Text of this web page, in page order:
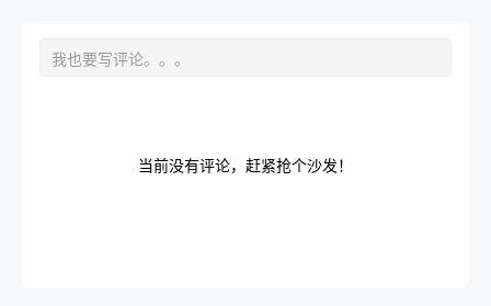
当前没有评论，赶紧抢个沙发！